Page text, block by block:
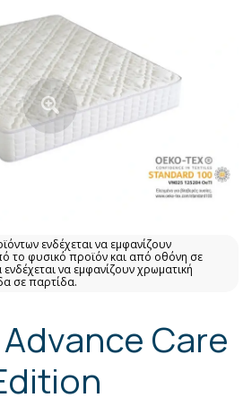
ενδέχεται να εμφανίζουν
το φυσικό προϊόν και από οθόνη σε
να εμφανίζουν χρωματική
σε παρτίδα.
Care